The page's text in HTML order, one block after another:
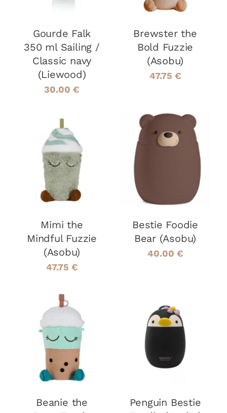
Gourde Falk
350 ml Sailing /
Classic navy
(Liewood)
30.00 €
Brewster the
Bold Fuzzie
(Asobu)
47.75 €
AJOUTER AU
PANIER
/
DÉTAILS
Mimi the
Mindful Fuzzie
(Asobu)
47.75 €
Bestie Foodie
Bear (Asobu)
40.00 €
AJOUTER AU
PANIER
/
DÉTAILS
Beanie the
AJOUTER AU
PANIER
Penguin Bestie